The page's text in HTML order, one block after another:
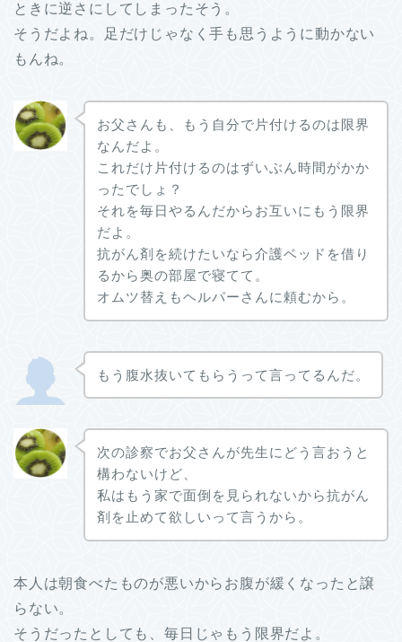
ときに逆さにしてしまったそう。
そうだよね。足だけじゃなく手も思うように動かない
もんね。
お父さんも、もう自分で片付けるのは限界
なんだよ。
これだけ片付けるのはずいぶん時間がかか
ったでしょ？
それを毎日やるんだからお互いにもう限界
だよ。
抗がん剤を続けたいなら介護ベッドを借り
るから奥の部屋で寝てて。
オムツ替えもヘルパーさんに頼むから。
もう腹水抜いてもらうって言ってるんだ。
次の診察でお父さんが先生にどう言おうと
構わないけど、
私はもう家で面倒を見られないから抗がん
剤を止めて欲しいって言うから。
本人は朝食べたものが悪いからお腹が緩くなったと譲
らない。
そうだったとしても、毎日じゃもう限界だよ。